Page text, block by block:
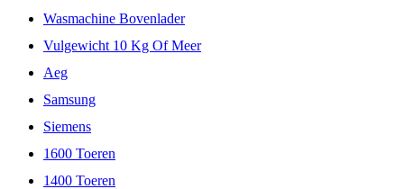
Wasmachine Bovenlader
Vulgewicht 10 Kg Of Meer
Aeg
Samsung
Siemens
1600 Toeren
1400 Toeren